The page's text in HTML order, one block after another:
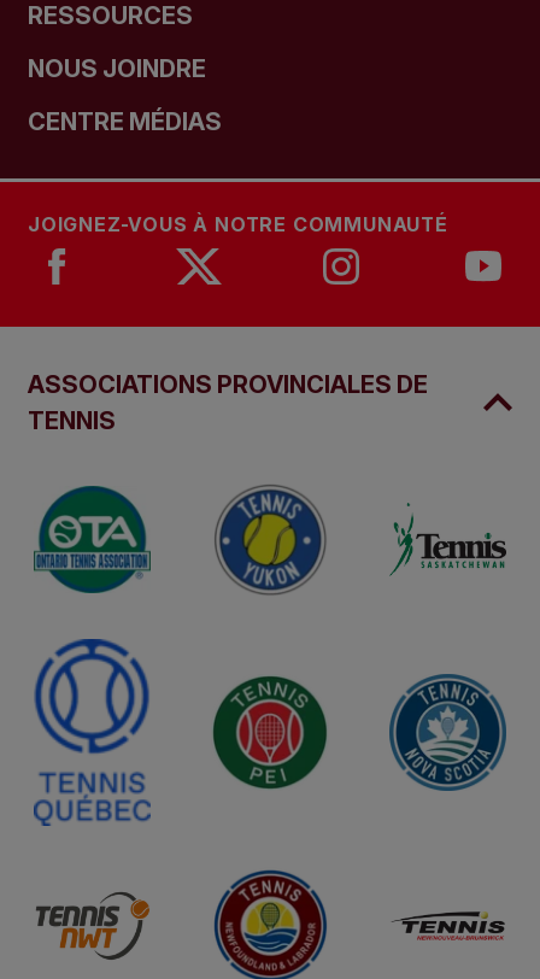
RESSOURCES
NOUS JOINDRE
CENTRE MÉDIAS
JOIGNEZ-VOUS À NOTRE COMMUNAUTÉ
ASSOCIATIONS PROVINCIALES DE
TENNIS